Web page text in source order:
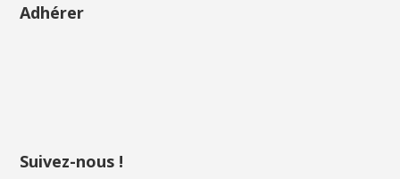
Adhérer
Suivez-nous !